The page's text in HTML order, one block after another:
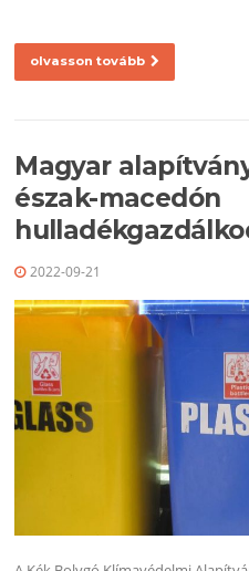
olvasson tovább
Magyar
észak-macedón
2022-09-21